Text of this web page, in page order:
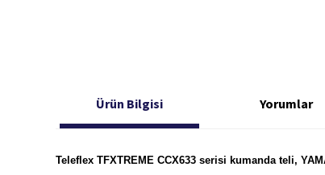
Ürün Bilgisi Yorumlar
Teleflex TFXTREME CCX633 serisi kumanda teli,